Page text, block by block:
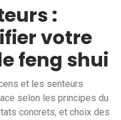
:
votre
feng shui
et les senteurs
selon les principes du
concrets, et choix des